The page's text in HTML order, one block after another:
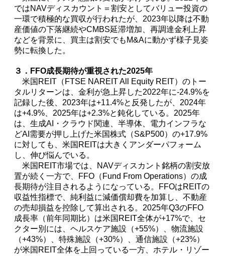
ではNAVディスカウント＝割安としてバリュー投資の
一環で積極的な買収が行われたが、2023年以降は不動
産価値の下落継続やCMBS延滞増加、再調達金利上昇
などを背景に、買主は割安でもM&Aに動かず様子見姿
勢に転換した。
３．FFO成長期待が重視された2025年
米国REIT（FTSE NAREIT All Equity REIT）のトー
タルリターンは、金利が急上昇した2022年に-24.9%を
記録した後、2023年は+11.4%と反発したが、2024年
は+4.9%、2025年は+2.3%と鈍化している。2025年
は、生成AI・クラウド関連、半導体、電力インフラな
どAI需要が押し上げた米国株式（S&P500）の+17.9%
に対しても、米国REITは大きくアンダーパフォーム
し、伸び悩んでいる。
米国REIT市場では、NAVディスカント銘柄の割安放
置が続く一方で、FFO（Fund From Operations）の成
長期待が注目されるようになっている。FFOはREITの
収益性指標で、純利益に減価償却費を加算し、不動産
の売却損益を控除して算出される。2025年Q3のFFO
成長率（前年同期比）は米国REIT全体が+17%で、セ
クター別には、ヘルスケア施設（+55%）、物流施設
（+43%）、特殊施設（+30%）、通信施設（+23%）
が米国REIT全体を上回っている一方、ホテル・リゾー